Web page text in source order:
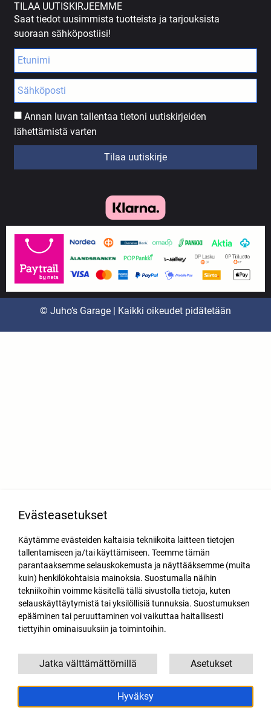
TILAA UUTISKIRJEEMME
Saat tiedot uusimmista tuotteista ja tarjouksista
suoraan sähköpostiisi!
Annan luvan tallentaa tietoni uutiskirjeiden
lähettämistä varten
Tilaa uutiskirje
© Juho’s Garage | Kaikki oikeudet pidätetään
Evästeasetukset
Käytämme evästeiden kaltaisia tekniikoita laitteen tietojen
tallentamiseen ja/tai käyttämiseen. Teemme tämän
parantaaksemme selauskokemusta ja näyttääksemme (muita
kuin) henkilökohtaisia mainoksia. Suostumalla näihin
tekniikoihin voimme käsitellä tällä sivustolla tietoja, kuten
selauskäyttäytymistä tai yksilöllisiä tunnuksia. Suostumuksen
epääminen tai peruuttaminen voi vaikuttaa haitallisesti
tiettyihin ominaisuuksiin ja toimintoihin.
Hyväksy
Asetukset
Jatka välttämättömillä